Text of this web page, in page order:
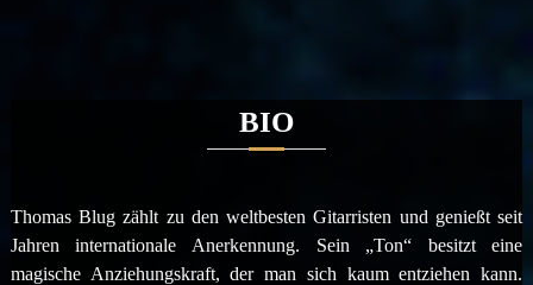
BIO
Thomas Blug zählt zu den weltbesten Gitarristen und genießt seit
Jahren internationale Anerkennung. Sein „Ton“ besitzt eine
magische Anziehungskraft, der man sich kaum entziehen kann.